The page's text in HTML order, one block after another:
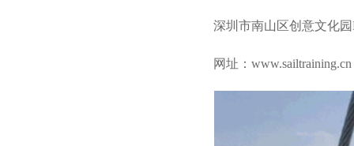
深圳市南山区创意文化园
网址：www.sailtraining.cn